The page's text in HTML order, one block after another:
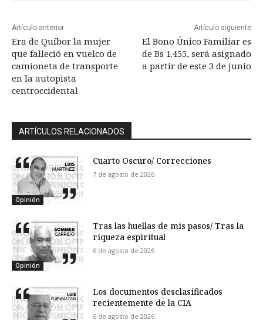
Artículo anterior
Era de Quíbor la mujer
que falleció en vuelco de
camioneta de transporte
en la autopista
centroccidental
Artículo siguiente
El Bono Único Familiar es
de Bs 1.455, será asignado
a partir de este 3 de junio
ARTÍCULOS RELACIONADOS
Opinión
Cuarto Oscuro/ Correcciones
7 de agosto de 2026
Opinión
Tras las huellas de mis pasos/ Tras la
riqueza espiritual
6 de agosto de 2026
Los documentos desclasificados
recientemente de la CIA
6 de agosto de 2026